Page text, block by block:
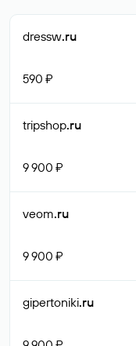
dressw.ru
590 ₽
tripshop.ru
9 900 ₽
veom.ru
9 900 ₽
gipertoniki.ru